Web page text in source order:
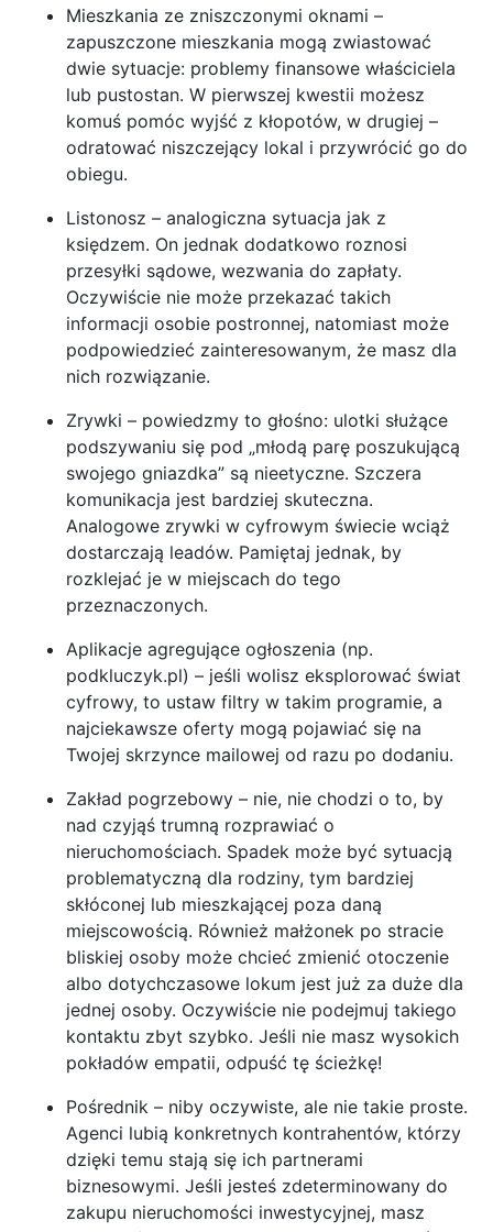
Mieszkania ze zniszczonymi oknami –
zapuszczone mieszkania mogą zwiastować
dwie sytuacje: problemy finansowe właściciela
lub pustostan. W pierwszej kwestii możesz
komuś pomóc wyjść z kłopotów, w drugiej –
odratować niszczejący lokal i przywrócić go do
obiegu.
Listonosz – analogiczna sytuacja jak z
księdzem. On jednak dodatkowo roznosi
przesyłki sądowe, wezwania do zapłaty.
Oczywiście nie może przekazać takich
informacji osobie postronnej, natomiast może
podpowiedzieć zainteresowanym, że masz dla
nich rozwiązanie.
Zrywki – powiedzmy to głośno: ulotki służące
podszywaniu się pod „młodą parę poszukującą
swojego gniazdka” są nieetyczne. Szczera
komunikacja jest bardziej skuteczna.
Analogowe zrywki w cyfrowym świecie wciąż
dostarczają leadów. Pamiętaj jednak, by
rozklejać je w miejscach do tego
przeznaczonych.
Aplikacje agregujące ogłoszenia (np.
podkluczyk.pl) – jeśli wolisz eksplorować świat
cyfrowy, to ustaw filtry w takim programie, a
najciekawsze oferty mogą pojawiać się na
Twojej skrzynce mailowej od razu po dodaniu.
Zakład pogrzebowy – nie, nie chodzi o to, by
nad czyjąś trumną rozprawiać o
nieruchomościach. Spadek może być sytuacją
problematyczną dla rodziny, tym bardziej
skłóconej lub mieszkającej poza daną
miejscowością. Również małżonek po stracie
bliskiej osoby może chcieć zmienić otoczenie
albo dotychczasowe lokum jest już za duże dla
jednej osoby. Oczywiście nie podejmuj takiego
kontaktu zbyt szybko. Jeśli nie masz wysokich
pokładów empatii, odpuść tę ścieżkę!
Pośrednik – niby oczywiste, ale nie takie proste.
Agenci lubią konkretnych kontrahentów, którzy
dzięki temu stają się ich partnerami
biznesowymi. Jeśli jesteś zdeterminowany do
zakupu nieruchomości inwestycyjnej, masz